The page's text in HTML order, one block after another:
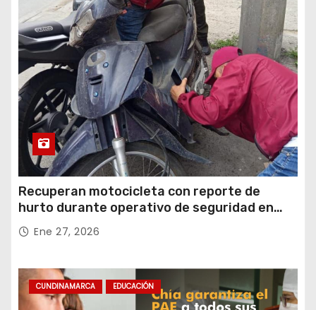
Recuperan motocicleta con reporte de
hurto durante operativo de seguridad en
Rafael Uribe Uribe
Ene 27, 2026
CUNDINAMARCA EDUCACIÓN